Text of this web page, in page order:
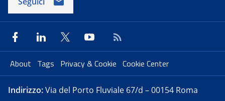
About Tags Privacy & Cookie Cookie Center
Indirizzo:Via del Porto Fluviale 67/d – 00154 Roma